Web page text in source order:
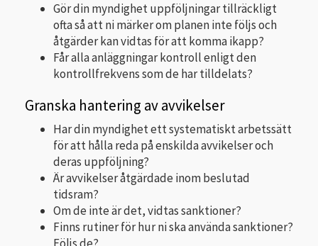
Gör din myndighet uppföljningar tillräckligt
ofta så att ni märker om planen inte följs och
åtgärder kan vidtas för att komma ikapp?
Får alla anläggningar kontroll enligt den
kontrollfrekvens som de har tilldelats?
Granska hantering av avvikelser
Har din myndighet ett systematiskt arbetssätt
för att hålla reda på enskilda avvikelser och
deras uppföljning?
Är avvikelser åtgärdade inom beslutad
tidsram?
Om de inte är det, vidtas sanktioner?
Finns rutiner för hur ni ska använda sanktioner?
Följs de?